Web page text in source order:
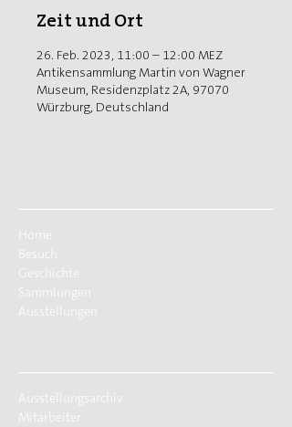
Zeit und Ort
26. Feb. 2023, 11:00 – 12:00 MEZ
Antikensammlung Martin von Wagner
Museum, Residenzplatz 2A, 97070
Würzburg, Deutschland
Home
Besuch
Geschichte
Sammlungen
Ausstellungen
Ausstellungsarchiv
Mitarbeiter